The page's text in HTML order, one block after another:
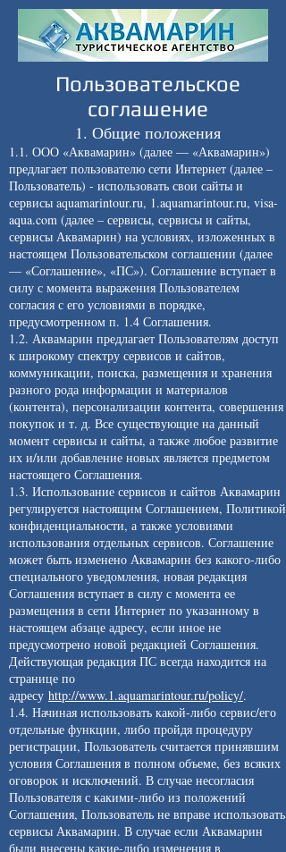
Пользовательское
соглашение
1. Общие положения
1.1. ООО «Аквамарин» (далее — «Аквамарин»)
предлагает пользователю сети Интернет (далее –
Пользователь) - использовать свои сайты и
сервисы aquamarintour.ru, 1.aquamarintour.ru, visa-
aqua.com (далее – сервисы, сервисы и сайты,
сервисы Аквамарин) на условиях, изложенных в
настоящем Пользовательском соглашении (далее
— «Соглашение», «ПС»). Соглашение вступает в
силу с момента выражения Пользователем
согласия с его условиями в порядке,
предусмотренном п. 1.4 Соглашения.
1.2. Аквамарин предлагает Пользователям доступ
к широкому спектру сервисов и сайтов,
коммуникации, поиска, размещения и хранения
разного рода информации и материалов
(контента), персонализации контента, совершения
покупок и т. д. Все существующие на данный
момент сервисы и сайты, а также любое развитие
их и/или добавление новых является предметом
настоящего Соглашения.
1.3. Использование сервисов и сайтов Аквамарин
регулируется настоящим Соглашением, Политикой
конфиденциальности, а также условиями
использования отдельных сервисов. Соглашение
может быть изменено Аквамарин без какого-либо
специального уведомления, новая редакция
Соглашения вступает в силу с момента ее
размещения в сети Интернет по указанному в
настоящем абзаце адресу, если иное не
предусмотрено новой редакцией Соглашения.
Действующая редакция ПС всегда находится на
странице по
адресу http://www.1.aquamarintour.ru/policy/.
1.4. Начиная использовать какой-либо сервис/его
отдельные функции, либо пройдя процедуру
регистрации, Пользователь считается принявшим
условия Соглашения в полном объеме, без всяких
оговорок и исключений. В случае несогласия
Пользователя с какими-либо из положений
Соглашения, Пользователь не вправе использовать
сервисы Аквамарин. В случае если Аквамарин
были внесены какие-либо изменения в